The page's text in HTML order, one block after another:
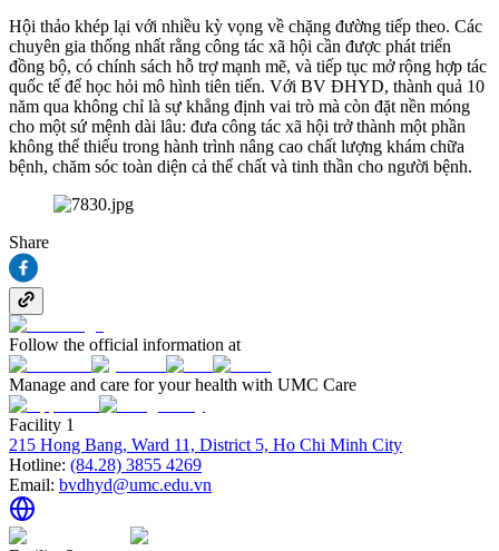
Hội thảo khép lại với nhiều kỳ vọng về chặng đường tiếp theo. Các
chuyên gia thống nhất rằng công tác xã hội cần được phát triển
đồng bộ, có chính sách hỗ trợ mạnh mẽ, và tiếp tục mở rộng hợp tác
quốc tế để học hỏi mô hình tiên tiến. Với BV ĐHYD, thành quả 10
năm qua không chỉ là sự khẳng định vai trò mà còn đặt nền móng
cho một sứ mệnh dài lâu: đưa công tác xã hội trở thành một phần
không thể thiếu trong hành trình nâng cao chất lượng khám chữa
bệnh, chăm sóc toàn diện cả thể chất và tinh thần cho người bệnh.
Share
Follow the official information at
Manage and care for your health with UMC Care
Facility 1
215 Hong Bang, Ward 11, District 5, Ho Chi Minh City
Hotline: (84.28) 3855 4269
Email: bvdhyd@umc.edu.vn